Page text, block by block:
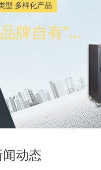
型 多样化产品
坚持“技术自主、品牌自有”发展理念
动态